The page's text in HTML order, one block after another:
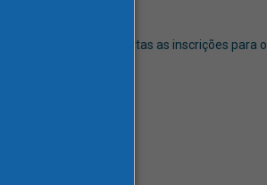
que se encontram abertas as inscrições para o